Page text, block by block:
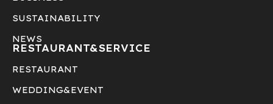
SUSTAINABILITY
NEWS
RESTAURANT&SERVICE
RESTAURANT
WEDDING&EVENT